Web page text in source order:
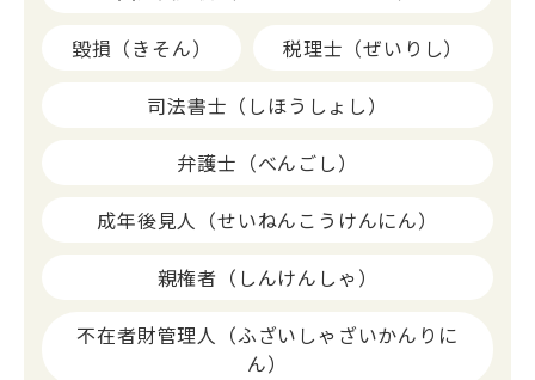
毀損（きそん）
税理士（ぜいりし）
司法書士（しほうしょし）
弁護士（べんごし）
成年後見人（せいねんこうけんにん）
親権者（しんけんしゃ）
不在者財管理人（ふざいしゃざいかんりに
ん）